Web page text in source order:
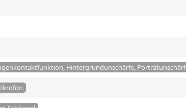
Hintergrundunschärfe,